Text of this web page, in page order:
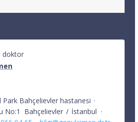
doktor
Park Bahçelievler hastanesi ·
No:1
Bahçelievler / İstanbul ·